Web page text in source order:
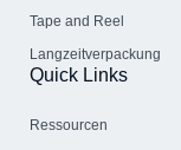
Tape and Reel
Langzeitverpackung
Quick Links
Ressourcen